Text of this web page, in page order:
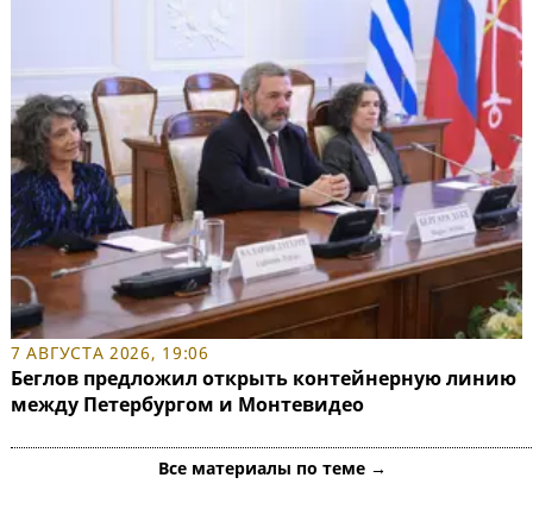
7 АВГУСТА 2026, 19:06
Беглов предложил открыть контейнерную линию
между Петербургом и Монтевидео
Все материалы по теме →